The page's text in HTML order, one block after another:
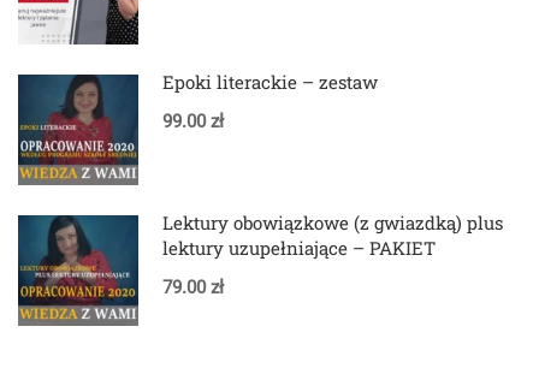
Epoki literackie – zestaw
99.00 zł
Lektury obowiązkowe (z gwiazdką) plus
lektury uzupełniające – PAKIET
79.00 zł